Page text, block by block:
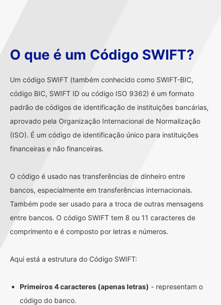
O que é um Código SWIFT?
Um código SWIFT (também conhecido como SWIFT-BIC,
código BIC, SWIFT ID ou código ISO 9362) é um formato
padrão de códigos de identificação de instituições bancárias,
aprovado pela Organização Internacional de Normalização
(ISO). É um código de identificação único para instituições
financeiras e não financeiras.
O código é usado nas transferências de dinheiro entre
bancos, especialmente em transferências internacionais.
Também pode ser usado para a troca de outras mensagens
entre bancos. O código SWIFT tem 8 ou 11 caracteres de
comprimento e é composto por letras e números.
Aqui está a estrutura do Código SWIFT:
Primeiros 4 caracteres (apenas letras) - representam o
código do banco.